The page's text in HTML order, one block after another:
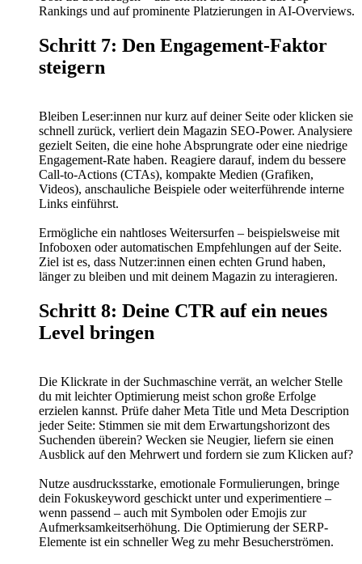
Rankings und auf prominente Platzierungen in AI-Overviews.
Schritt 7: Den Engagement-Faktor
steigern
Bleiben Leser:innen nur kurz auf deiner Seite oder klicken sie
schnell zurück, verliert dein Magazin SEO-Power. Analysiere
gezielt Seiten, die eine hohe Absprungrate oder eine niedrige
Engagement-Rate haben. Reagiere darauf, indem du bessere
Call-to-Actions (CTAs), kompakte Medien (Grafiken,
Videos), anschauliche Beispiele oder weiterführende interne
Links einführst.
Ermögliche ein nahtloses Weitersurfen – beispielsweise mit
Infoboxen oder automatischen Empfehlungen auf der Seite.
Ziel ist es, dass Nutzer:innen einen echten Grund haben,
länger zu bleiben und mit deinem Magazin zu interagieren.
Schritt 8: Deine CTR auf ein neues
Level bringen
Die Klickrate in der Suchmaschine verrät, an welcher Stelle
du mit leichter Optimierung meist schon große Erfolge
erzielen kannst. Prüfe daher Meta Title und Meta Description
jeder Seite: Stimmen sie mit dem Erwartungshorizont des
Suchenden überein? Wecken sie Neugier, liefern sie einen
Ausblick auf den Mehrwert und fordern sie zum Klicken auf?
Nutze ausdrucksstarke, emotionale Formulierungen, bringe
dein Fokuskeyword geschickt unter und experimentiere –
wenn passend – auch mit Symbolen oder Emojis zur
Aufmerksamkeitserhöhung. Die Optimierung der SERP-
Elemente ist ein schneller Weg zu mehr Besucherströmen.